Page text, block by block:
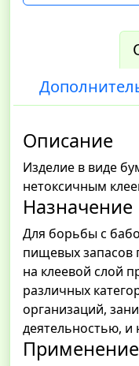
Описание
Изделие в виде
нетоксичным
Назначение
Для борьбы с
пищевых запасов
на клеевой слой
различных
организаций,
деятельностью, и
Применение